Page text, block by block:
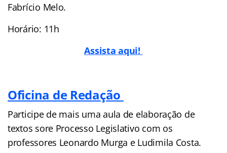
Fabrício Melo.
Horário: 11h
Assista aqui!
Oficina de Redação
Participe de mais uma aula de elaboração de
textos sore Processo Legislativo com os
professores Leonardo Murga e Ludimila Costa.